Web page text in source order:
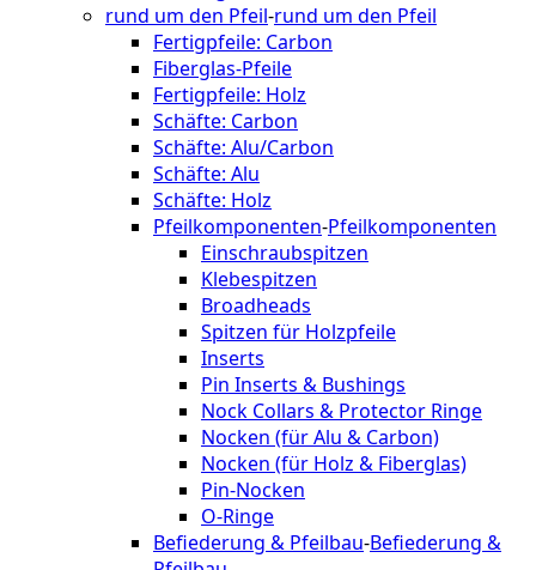
rund um den Pfeil-rund um den Pfeil
Fertigpfeile: Carbon
Fiberglas-Pfeile
Fertigpfeile: Holz
Schäfte: Carbon
Schäfte: Alu/Carbon
Schäfte: Alu
Schäfte: Holz
Pfeilkomponenten-Pfeilkomponenten
Einschraubspitzen
Klebespitzen
Broadheads
Spitzen für Holzpfeile
Inserts
Pin Inserts & Bushings
Nock Collars & Protector Ringe
Nocken (für Alu & Carbon)
Nocken (für Holz & Fiberglas)
Pin-Nocken
O-Ringe
Befiederung & Pfeilbau-Befiederung &